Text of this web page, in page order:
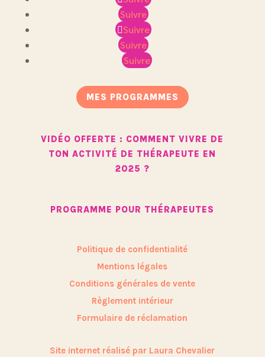
Suivre
Suivre
Suivre
Suivre
MES PROGRAMMES
VIDÉO OFFERTE : COMMENT VIVRE DE
TON ACTIVITÉ DE THÉRAPEUTE EN
2025 ?
PROGRAMME POUR THÉRAPEUTES
Politique de confidentialité
Mentions légales
Conditions générales de vente
Règlement intérieur
Formulaire de réclamation
Site internet réalisé par Laura Chevalier